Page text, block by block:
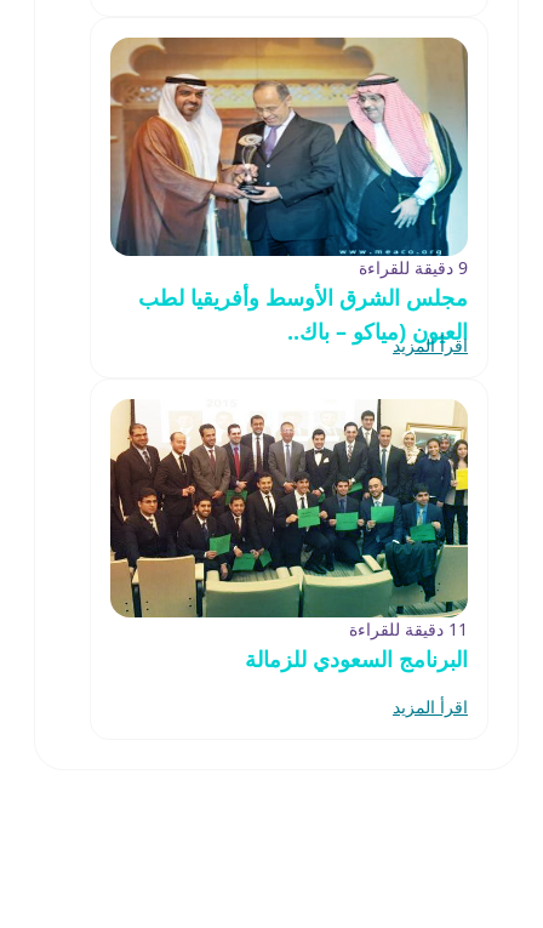
9 دقيقة للقراءة
مجلس الشرق الأوسط وأفريقيا لطب
العيون (مياكو – باك..
اقرأ المزيد
11 دقيقة للقراءة
البرنامج السعودي للزمالة
اقرأ المزيد